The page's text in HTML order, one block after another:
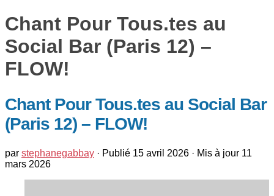
Chant Pour Tous.tes au
Social Bar (Paris 12) –
FLOW!
Chant Pour Tous.tes au Social Bar
(Paris 12) – FLOW!
par stephanegabbay · Publié 15 avril 2026 · Mis à jour 11
mars 2026